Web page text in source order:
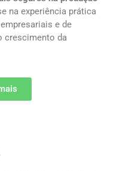
na experiência prática
e de
crescimento da